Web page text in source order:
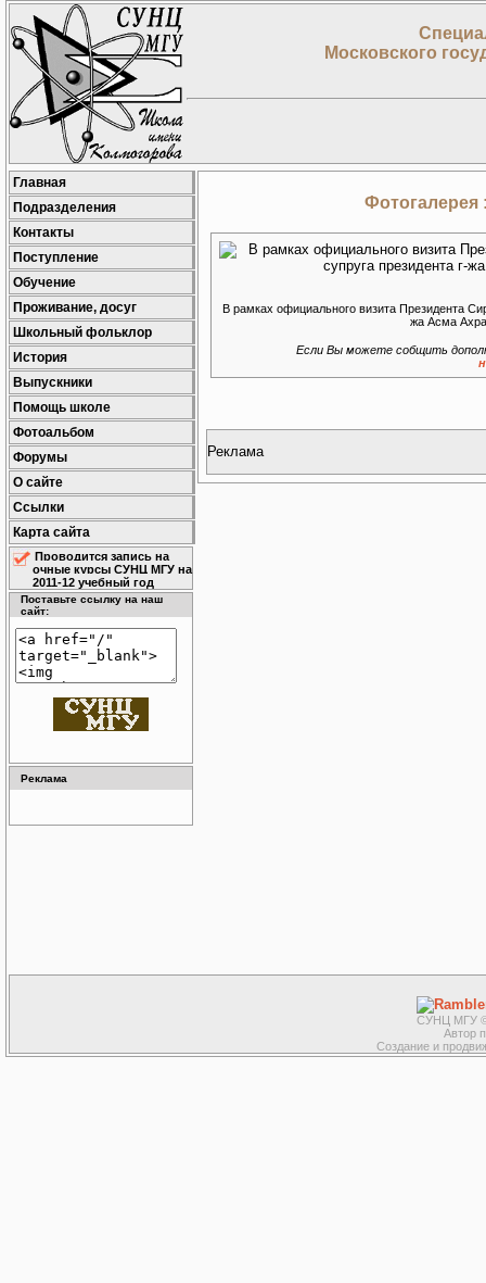
Московского
Главная
Подразделения
Контакты
Поступление
Обучение
Проживание, досуг
Школьный фольклор
История
Выпускники
Помощь школе
Фотоальбом
Форумы
О сайте
Ссылки
Карта сайта
Проводится запись на
очные курсы СУНЦ МГУ на
2011-12 учебный год
Поставьте ссылку на наш
сайт:
Реклама
Фотогалерея
В рамках официального визита Президента
жа Асма
Если Вы можете собщить
Реклама
СУНЦ МГУ ©
Автор
Создание и